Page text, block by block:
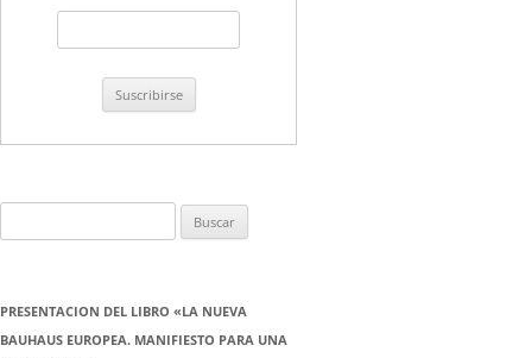
PRESENTACION DEL LIBRO «LA NUEVA
BAUHAUS EUROPEA. MANIFIESTO PARA UNA